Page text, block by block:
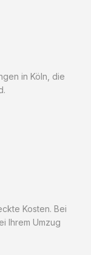
in Köln, die
Kosten. Bei
Ihrem Umzug